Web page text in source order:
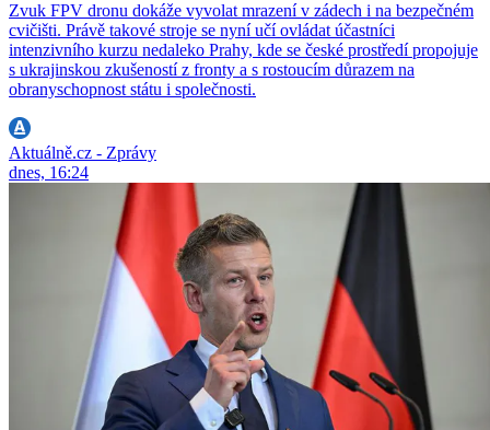
Zvuk FPV dronu dokáže vyvolat mrazení v zádech i na bezpečném
cvičišti. Právě takové stroje se nyní učí ovládat účastníci
intenzivního kurzu nedaleko Prahy, kde se české prostředí propojuje
s ukrajinskou zkušeností z fronty a s rostoucím důrazem na
obranyschopnost státu i společnosti.
Aktuálně.cz - Zprávy
dnes, 16:24